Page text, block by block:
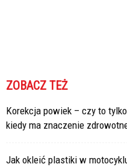
ZOBACZ TEŻ
Korekcja powiek – czy to
kiedy ma znaczenie
Jak okleić plastiki w